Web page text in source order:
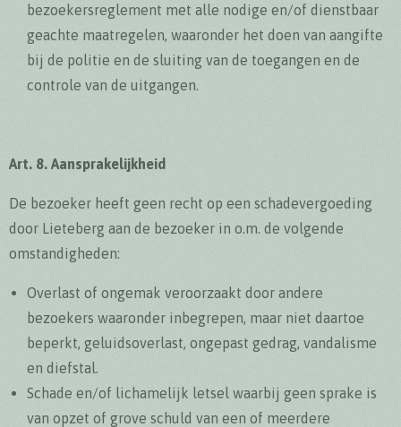
bezoekersreglement met alle nodige en/of dienstbaar
geachte maatregelen, waaronder het doen van aangifte
bij de politie en de sluiting van de toegangen en de
controle van de uitgangen.
Art. 8. Aansprakelijkheid
De bezoeker heeft geen recht op een schadevergoeding
door Lieteberg aan de bezoeker in o.m. de volgende
omstandigheden:
Overlast of ongemak veroorzaakt door andere
bezoekers waaronder inbegrepen, maar niet daartoe
beperkt, geluidsoverlast, ongepast gedrag, vandalisme
en diefstal.
Schade en/of lichamelijk letsel waarbij geen sprake is
van opzet of grove schuld van een of meerdere